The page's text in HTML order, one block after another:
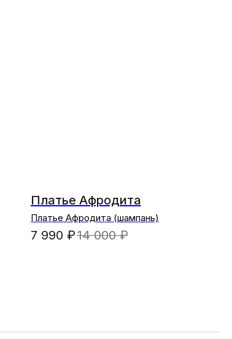
Платье Афродита
Платье Афродита (шампань)
7 990 ₽14 000 ₽